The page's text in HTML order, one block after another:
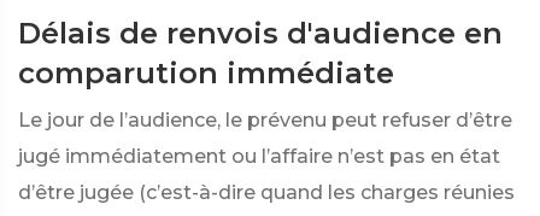
Délais de renvois d'audience en
comparution immédiate
Le jour de l’audience, le prévenu peut refuser d’être
jugé immédiatement ou l’affaire n’est pas en état
d’être jugée (c’est-à-dire quand les charges réunies